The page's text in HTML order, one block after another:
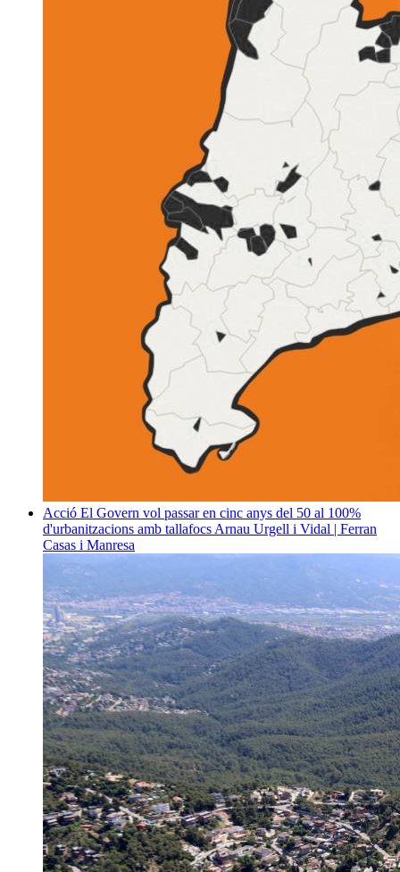
Acció El Govern vol passar en cinc anys del 50 al 100%
d'urbanitzacions amb tallafocs Arnau Urgell i Vidal | Ferran
Casas i Manresa